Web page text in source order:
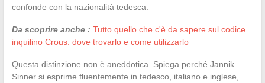
confonde con la nazionalità tedesca.
Da scoprire anche : Tutto quello che c'è da sapere sul codice
inquilino Crous: dove trovarlo e come utilizzarlo
Questa distinzione non è aneddotica. Spiega perché Jannik
Sinner si esprime fluentemente in tedesco, italiano e inglese,